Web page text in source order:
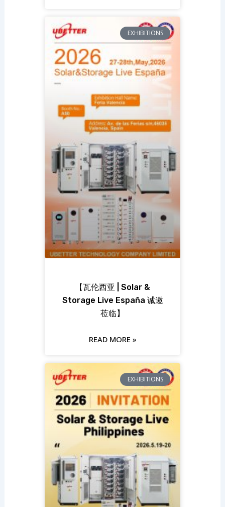
EXHIBITIONS
【瓦伦西亚 | Solar &
Storage Live España 诚邀
莅临】
READ MORE »
EXHIBITIONS